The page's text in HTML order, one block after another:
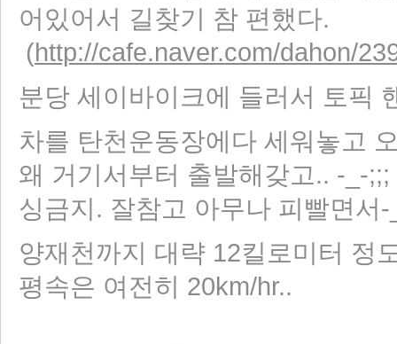
어있어서 길찾기 참 편했다.
(http://cafe.naver.com/dahon/
분당 세이바이크에 들러서 토픽
차를 탄천운동장에다 세워놓고
왜 거기서부터 출발해갖고.. -_-
싱금지. 잘참고 아무나 피빨면서
양재천까지 대략 12킬로미터 정
평속은 여전히 20km/hr..